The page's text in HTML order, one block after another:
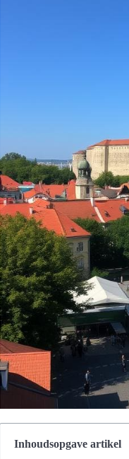
Inhoudsopgave artikel